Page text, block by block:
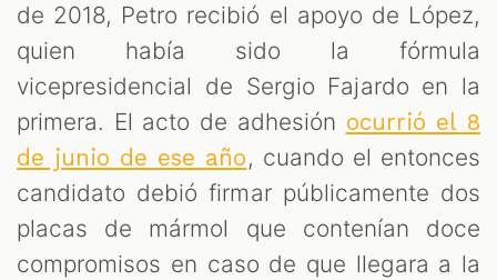
de 2018, Petro recibió el apoyo de López,
quien había sido la fórmula
vicepresidencial de Sergio Fajardo en la
primera. El acto de adhesión ocurrió el 8
de junio de ese año, cuando el entonces
candidato debió firmar públicamente dos
placas de mármol que contenían doce
compromisos en caso de que llegara a la